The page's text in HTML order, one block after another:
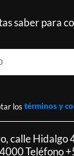
saber para
los términos y
calle Hidalgo
Teléfono